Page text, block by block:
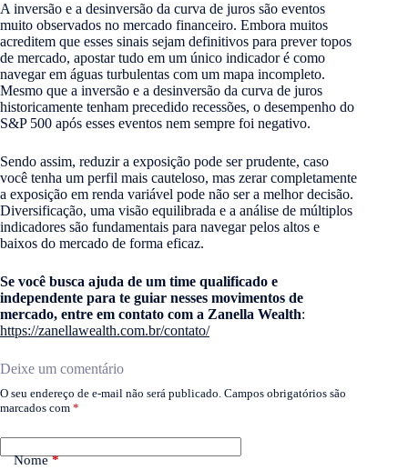
A inversão e a desinversão da curva de juros são eventos
muito observados no mercado financeiro. Embora muitos
acreditem que esses sinais sejam definitivos para prever topos
de mercado, apostar tudo em um único indicador é como
navegar em águas turbulentas com um mapa incompleto.
Mesmo que a inversão e a desinversão da curva de juros
historicamente tenham precedido recessões, o desempenho do
S&P 500 após esses eventos nem sempre foi negativo.
Sendo assim, reduzir a exposição pode ser prudente, caso
você tenha um perfil mais cauteloso, mas zerar completamente
a exposição em renda variável pode não ser a melhor decisão.
Diversificação, uma visão equilibrada e a análise de múltiplos
indicadores são fundamentais para navegar pelos altos e
baixos do mercado de forma eficaz.
Se você busca ajuda de um time qualificado e
independente para te guiar nesses movimentos de
mercado, entre em contato com a Zanella Wealth:
https://zanellawealth.com.br/contato/
Deixe um comentário
O seu endereço de e-mail não será publicado. Campos obrigatórios são
marcados com *
Nome*